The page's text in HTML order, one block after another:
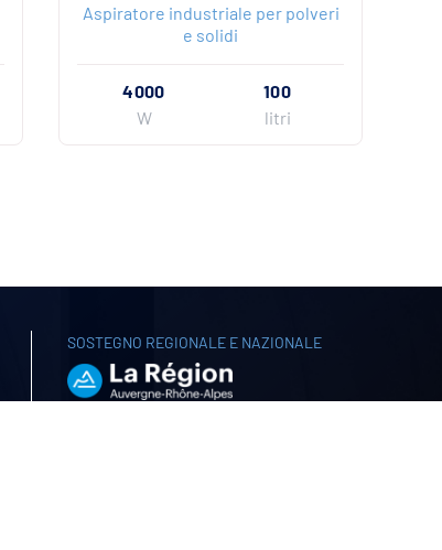
Aspiratore industriale per polveri
e solidi
4000
W
100
litri
SOSTEGNO REGIONALE E NAZIONALE